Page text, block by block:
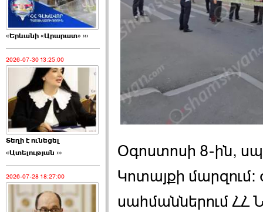
«Երևանի «Արարատ» ›››
2026-07-30 13:25:00
Տեղի է ունեցել
«Ատելության ›››
2026-07-28 18:27:00
Օգոստոսի 8-ին,
Կոտայքի
սահմաններում ՀՀ